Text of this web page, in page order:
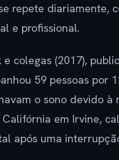
repete diariamente,
e profissional.
e colegas (2017),
59 pessoas por
o sono devido
em Irvine,
após uma